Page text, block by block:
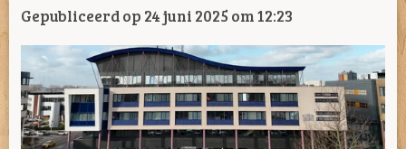
Gepubliceerd op 24 juni 2025 om 12:23